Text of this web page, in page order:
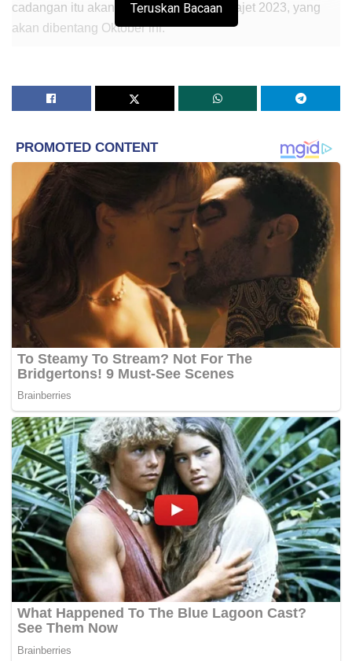
cadangan itu akan dimasukkan dalam Bajet 2023, yang
akan dibentang Oktober ini.
“Apabila litar itu siap, ia akan memberi peluang kepada
sukan permotoran mengikut saluran yang betul.
“Perlumbaan drag mungkin tidak terlalu bahaya jika
dibandingkan dengan perlumbaan trek kerana ia hanya
memerlukan jalan yang lebih pendek dan lurus,” katanya
ketika merasmikan Program RXZ Members 4.0 Tahun
2022 di Litar Permotoran Drag Strip di Gong Badak, di sini,
Yang turut hadir, Menteri Besar Terengganu, Datuk Seri Dr
Ahmad Samsuri Mokhtar dan Setiausaha Kerajaan Negeri
Terengganu, Tengku Seri Bijaya Raja, Datuk Tengku Farok
Hussin Tengku Abdul Jalil.
Perdana Menteri juga menyeru golongan muda supaya
menyertai MyFit@Motorsports 2022 iaitu program
pembangunan permotoran peringkat akar umbi,
membabitkan pembangunan sukan motosikal dan kereta,
yang dianjurkan Kementerian Belia dan Sukan.
Ismail Sabri berkata, di bawah program itu, peserta
berpeluang mendapat pendidikan melalui latihan, kursus
dan klinik, sekali gus dapat mencungkil bakat atlet
permotoran negara bagi menyertai kejohanan serta
perlumbaan di peringkat negeri dan nasional.
Katanya, kerajaan akan sentiasa menyokong aktiviti kelab
Teruskan Bacaan